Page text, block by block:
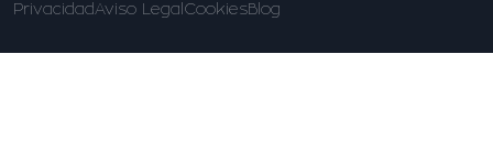
Privacidad Aviso Legal CookiesBlog